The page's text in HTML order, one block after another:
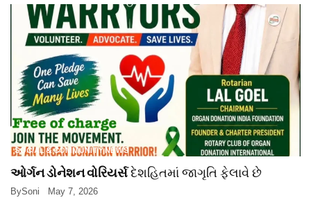
SOCIAL & COMMUNITY NEWS
ઓર્ગન ડોનેશન વોરિયર્સદેશહિતમાં જાગૃતિ ફેલાવે છે
BySoni May 7, 2026